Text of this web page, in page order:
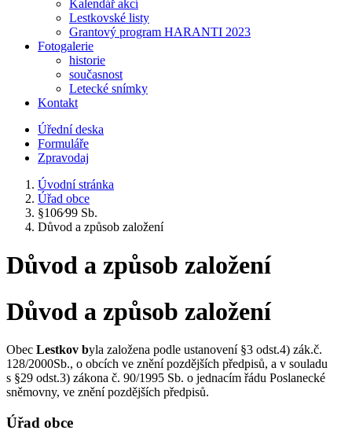
Kalendář akcí
Lestkovské listy
Grantový program HARANTI 2023
Fotogalerie
historie
současnost
Letecké snímky
Kontakt
Úřední deska
Formuláře
Zpravodaj
Úvodní stránka
Úřad obce
§106⁄99 Sb.
Důvod a způsob založení
Důvod a způsob založení
Důvod a způsob založení
Obec Lestkov byla založena podle ustanovení §3 odst.4) zák.č.
128/2000Sb., o obcích ve znění pozdějších předpisů, a v souladu
s §29 odst.3) zákona č. 90/1995 Sb. o jednacím řádu Poslanecké
sněmovny, ve znění pozdějších předpisů.
Úřad obce